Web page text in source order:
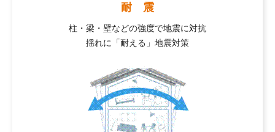
耐 震
柱・梁・壁などの強度で地震に対抗
揺れに「耐える」地震対策